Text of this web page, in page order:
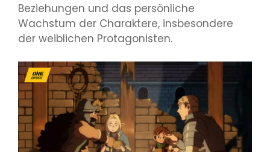
Beziehungen und das persönliche
Wachstum der Charaktere, insbesondere
der weiblichen Protagonisten.